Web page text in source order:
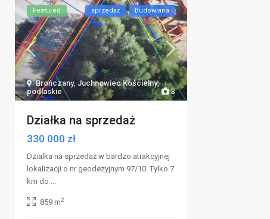
3
Brończany, Juchnowiec Kościelny,
podlaskie
Featured sprzedaż Budowlana
Działka na sprzedaż
330 000 zł
Dzialka na sprzedaż w bardzo atrakcyjnej
lokalizacji o nr geodezyjnym 97/10. Tylko 7
km do
859 m2